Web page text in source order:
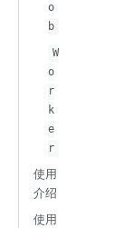
o
b
W
o
r
k
e
r
使用
介绍
使用